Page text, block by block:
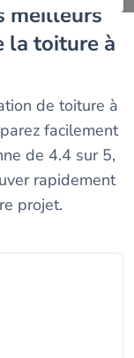
la toiture à
de toiture à
facilement
de 4.4 sur 5,
rapidement
projet.